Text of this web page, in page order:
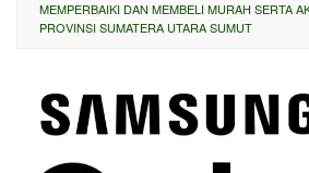
MEMPERBAIKI DAN MEMBELI MURAH SERTA
PROVINSI SUMATERA UTARA SUMUT